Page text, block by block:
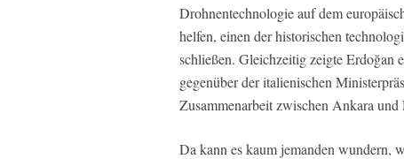
Drohnentechnologie auf dem
helfen, einen der historischen
schließen. Gleichzeitig zeigte Erdoğan
gegenüber der italienischen
Zusammenarbeit zwischen Ankara und
Da kann es kaum jemanden wundern,